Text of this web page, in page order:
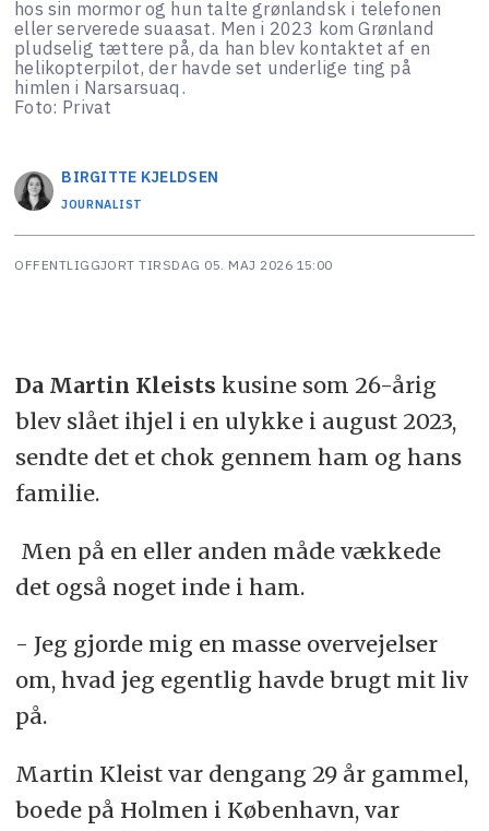
hos sin mormor og hun talte grønlandsk i telefonen
eller serverede suaasat. Men i 2023 kom Grønland
pludselig tættere på, da han blev kontaktet af en
helikopterpilot, der havde set underlige ting på
himlen i Narsarsuaq.
Foto: Privat
BIRGITTE KJELDSEN
JOURNALIST
OFFENTLIGGJORT TIRSDAG 05. MAJ 2026 15:00
Da Martin Kleists kusine som 26-årig
blev slået ihjel i en ulykke i august 2023,
sendte det et chok gennem ham og hans
familie.
Men på en eller anden måde vækkede
det også noget inde i ham.
- Jeg gjorde mig en masse overvejelser
om, hvad jeg egentlig havde brugt mit liv
på.
Martin Kleist var dengang 29år gammel,
boede på Holmen i København, var